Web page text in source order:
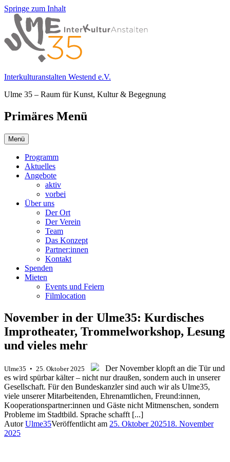
Springe zum Inhalt
Interkulturanstalten Westend e.V.
Ulme 35 – Raum für Kunst, Kultur & Begegnung
Primäres Menü
Menü
Programm
Aktuelles
Angebote
aktiv
vorbei
Über uns
Der Ort
Der Verein
Team
Das Konzept
Partner:innen
Kontakt
Spenden
Mieten
Events und Feiern
Filmlocation
November in der Ulme35: Kurdisches
Improtheater, Trommelworkshop, Lesung
und vieles mehr
Ulme35 • 25. Oktober 2025
Der November klopft an die Tür und
es wird spürbar kälter – nicht nur draußen, sondern auch in unserer
Gesellschaft. Für den Bundeskanzler sind auch wir als Ulme35,
viele unserer Mitarbeitenden, Ehrenamtlichen, Freund:innen,
Kooperationspartner:innen und Gäste nicht Mitmenschen, sondern
Probleme im Stadtbild. Sprache schafft [...]
AutorUlme35Veröffentlicht am 25. Oktober 202518. November
2025